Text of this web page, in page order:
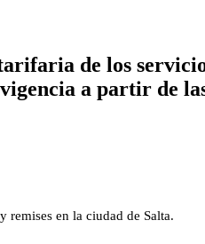
de los
a partir de
en la ciudad de Salta.